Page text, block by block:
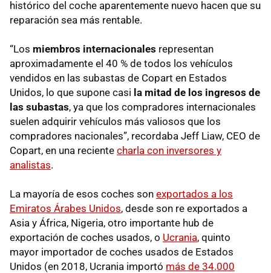
histórico del coche aparentemente nuevo hacen que su
reparación sea más rentable.
“Los miembros internacionales representan
aproximadamente el 40 % de todos los vehículos
vendidos en las subastas de Copart en Estados
Unidos, lo que supone casi la mitad de los ingresos de
las subastas, ya que los compradores internacionales
suelen adquirir vehículos más valiosos que los
compradores nacionales”, recordaba Jeff Liaw, CEO de
Copart, en una reciente charla con inversores y
analistas.
La mayoría de esos coches son exportados a los
Emiratos Árabes Unidos, desde son re exportados a
Asia y África, Nigeria, otro importante hub de
exportación de coches usados, o Ucrania, quinto
mayor importador de coches usados de Estados
Unidos (en 2018, Ucrania importó más de 34.000